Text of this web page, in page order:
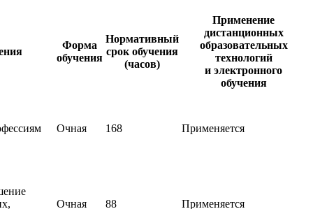
Форма
обучения
Нормативный
срок обучения
(часов)
Применение
дистанционных
образовательных
технологий
и электронного
обучения
Очная 168 Применяется
Очная 88 Применяется